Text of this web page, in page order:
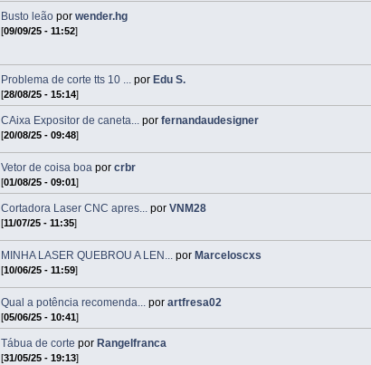
Busto leão porwender.hg
[09/09/25 - 11:52]
Problema de corte tts 10 ... por Edu S.
[28/08/25 - 15:14]
CAixa Expositor de caneta... porfernandaudesigner
[20/08/25 - 09:48]
Vetor de coisa boa porcrbr
[01/08/25 - 09:01]
Cortadora Laser CNC apres... porVNM28
[11/07/25 - 11:35]
MINHA LASER QUEBROU A LEN... por Marceloscxs
[10/06/25 - 11:59]
Qual a potência recomenda... porartfresa02
[05/06/25 - 10:41]
Tábua de corte por Rangelfranca
[31/05/25 - 19:13]